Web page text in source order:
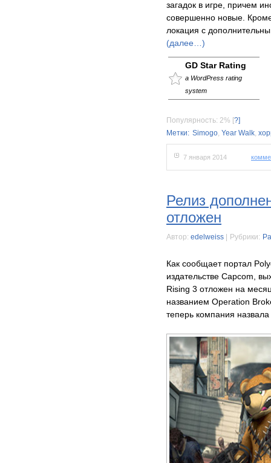
загадок в игре, причем
совершенно новые.
локация с
(далее…)
GD Star Rating
a WordPress rating
system
Популярность: 2% [?]
Метки: Simogo, Year Walk,
7 января 2014
Релиз
отложен
Автор: edelweiss Рубрики:
Как сообщает портал
издательстве Capcom,
Rising 3 отложен на
названием Operation
теперь компания